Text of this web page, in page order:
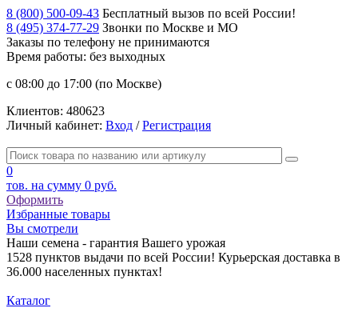
8 (800) 500-09-43 Бесплатный вызов по всей России!
8 (495) 374-77-29 Звонки по Москве и МО
Заказы по телефону не принимаются
Время работы: без выходных
с 08:00 до 17:00 (по Москве)
Клиентов: 480623
Личный кабинет: Вход /Регистрация
0
тов. на сумму 0 руб.
Оформить
Избранные товары
Вы смотрели
Наши семена - гарантия Вашего урожая
1528 пунктов выдачи по всей России! Курьерская доставка в
36.000 населенных пунктах!
Каталог